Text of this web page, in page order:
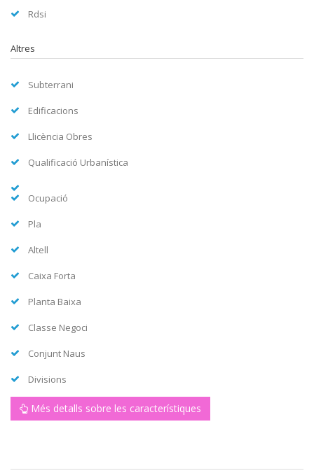
Rdsi
Altres
Subterrani
Edificacions
Llicència Obres
Qualificació Urbanística
Ocupació
Pla
Altell
Caixa Forta
Planta Baixa
Classe Negoci
Conjunt Naus
Divisions
Més detalls sobre les característiques